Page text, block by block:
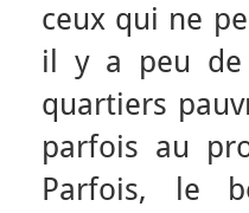
ceux qui ne
il y a peu de
quartiers
parfois au
Parfois, le